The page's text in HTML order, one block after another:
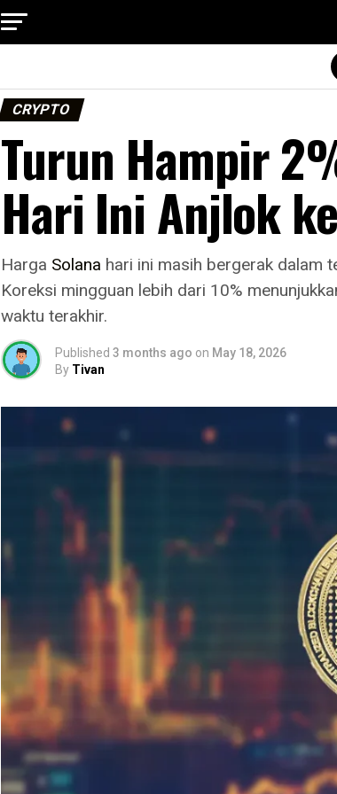
CRYPTO
Turun Hampir
Hari Ini Anjlok
Harga Solana hari ini masih bergerak dalam
Koreksi mingguan lebih dari 10%
waktu terakhir.
Published 3 months ago on May 18, 2026
By Tivan